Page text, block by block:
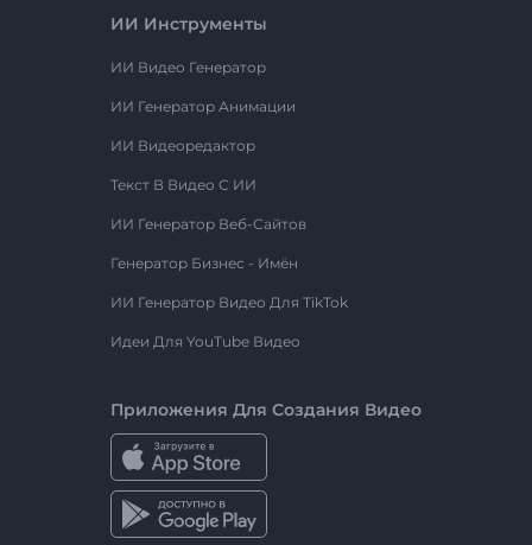
ИИ Инструменты
ИИ Видео Генератор
ИИ Генератор Анимации
ИИ Видеоредактор
Текст В Видео С ИИ
ИИ Генератор Веб-Сайтов
Генератор Бизнес - Имён
ИИ Генератор Видео Для TikTok
Идеи Для YouTube Видео
Приложения Для Создания Видео